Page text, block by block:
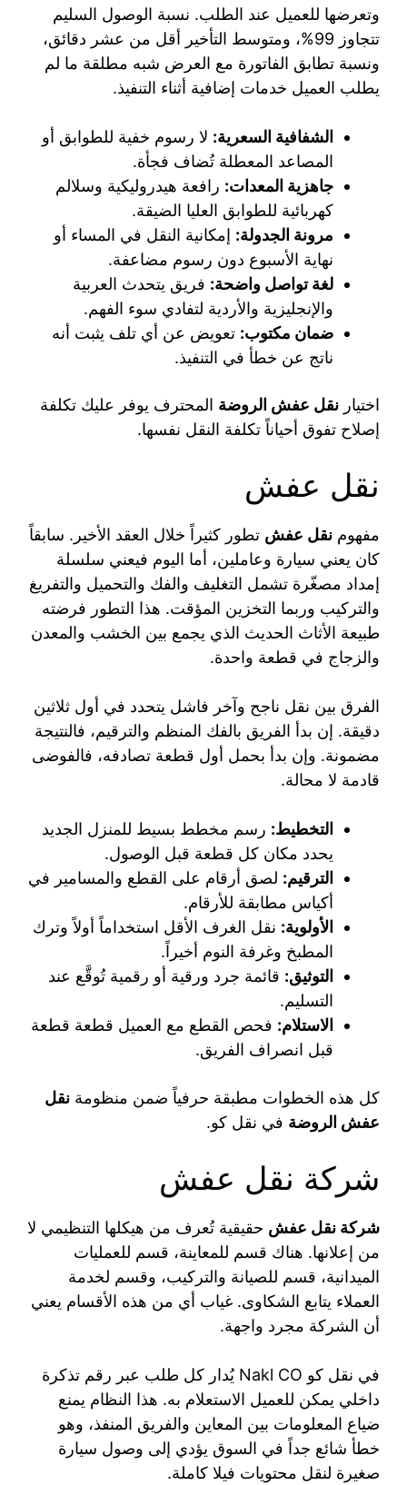
وتعرضها للعميل عند الطلب. نسبة الوصول السليم
تتجاوز 99%، ومتوسط التأخير أقل من عشر دقائق،
ونسبة تطابق الفاتورة مع العرض شبه مطلقة ما لم
يطلب العميل خدمات إضافية أثناء التنفيذ.
الشفافية السعرية: لا رسوم خفية للطوابق أو
المصاعد المعطلة تُضاف فجأة.
جاهزية المعدات: رافعة هيدروليكية وسلالم
كهربائية للطوابق العليا الضيقة.
مرونة الجدولة: إمكانية النقل في المساء أو
نهاية الأسبوع دون رسوم مضاعفة.
لغة تواصل واضحة: فريق يتحدث العربية
والإنجليزية والأردية لتفادي سوء الفهم.
ضمان مكتوب: تعويض عن أي تلف يثبت أنه
ناتج عن خطأ في التنفيذ.
اختيار نقل عفش الروضة المحترف يوفر عليك تكلفة
إصلاح تفوق أحياناً تكلفة النقل نفسها.
نقل عفش
مفهوم نقل عفش تطور كثيراً خلال العقد الأخير. سابقاً
كان يعني سيارة وعاملين، أما اليوم فيعني سلسلة
إمداد مصغّرة تشمل التغليف والفك والتحميل والتفريغ
والتركيب وربما التخزين المؤقت. هذا التطور فرضته
طبيعة الأثاث الحديث الذي يجمع بين الخشب والمعدن
والزجاج في قطعة واحدة.
الفرق بين نقل ناجح وآخر فاشل يتحدد في أول ثلاثين
دقيقة. إن بدأ الفريق بالفك المنظم والترقيم، فالنتيجة
مضمونة. وإن بدأ بحمل أول قطعة تصادفه، فالفوضى
قادمة لا محالة.
التخطيط: رسم مخطط بسيط للمنزل الجديد
يحدد مكان كل قطعة قبل الوصول.
الترقيم: لصق أرقام على القطع والمسامير في
أكياس مطابقة للأرقام.
الأولوية: نقل الغرف الأقل استخداماً أولاً وترك
المطبخ وغرفة النوم أخيراً.
التوثيق: قائمة جرد ورقية أو رقمية تُوقَّع عند
التسليم.
الاستلام: فحص القطع مع العميل قطعة قطعة
قبل انصراف الفريق.
كل هذه الخطوات مطبقة حرفياً ضمن منظومة نقل
عفش الروضة في نقل كو.
شركة نقل عفش
شركة نقل عفش حقيقية تُعرف من هيكلها التنظيمي لا
من إعلانها. هناك قسم للمعاينة، قسم للعمليات
الميدانية، قسم للصيانة والتركيب، وقسم لخدمة
العملاء يتابع الشكاوى. غياب أي من هذه الأقسام يعني
أن الشركة مجرد واجهة.
في نقل كو Nakl CO يُدار كل طلب عبر رقم تذكرة
داخلي يمكن للعميل الاستعلام به. هذا النظام يمنع
ضياع المعلومات بين المعاين والفريق المنفذ، وهو
خطأ شائع جداً في السوق يؤدي إلى وصول سيارة
صغيرة لنقل محتويات فيلا كاملة.